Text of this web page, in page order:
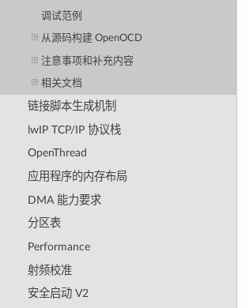
调试范例
从源码构建 OpenOCD
注意事项和补充内容
相关文档
链接脚本生成机制
lwIP TCP/IP 协议栈
OpenThread
应用程序的内存布局
DMA 能力要求
分区表
Performance
射频校准
安全启动 V2